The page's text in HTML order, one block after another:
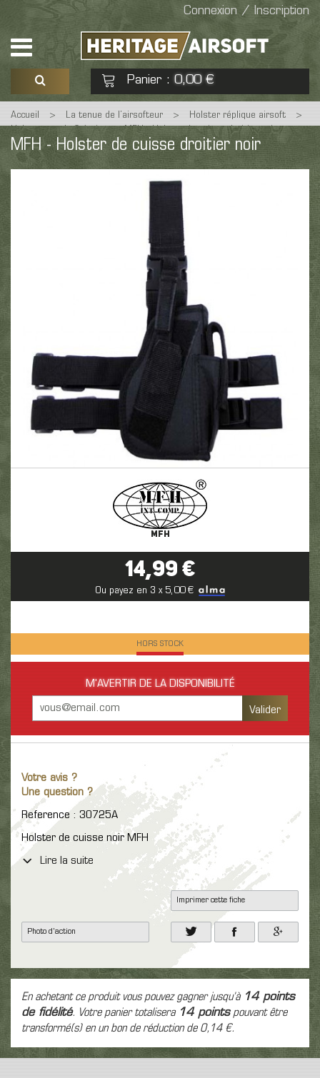
Connexion / Inscription
Panier : 0,00 €
Voir mon panier Commander
Aucun produit
Accueil > La tenue de l’airsofteur > Holster réplique airsoft
>
Holster souple & étui
MFH - Holster de cuisse droitier noir
MFH - Holster de cuisse droitier noir
MFH
14,99 €
Ou payez en 3 x 5,00 €
HORS STOCK
M'AVERTIR DE LA DISPONIBILITÉ
Valider
Votre avis ?
Une question ?
Reference : 30725A
Holster de cuisse noir MFH
Lire la suite
Imprimer cette fiche
Photo d'action
En achetant ce produit vous pouvez gagner jusqu'à 14points
de fidélité. Votre panier totalisera 14pointspouvant être
transformé(s) en un bon de réduction de 0,14 €.